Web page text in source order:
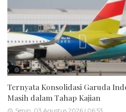
Ternyata Konsolidasi Garuda
Masih dalam Tahap Kajian
Senin, 03 Agustus 2026 | 06:53